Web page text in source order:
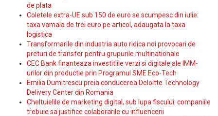
de plata
Coletele extra-UE sub 150 de euro se scumpesc din iulie:
taxa vamala de trei euro pe articol, adaugata la taxa
logistica
Transformarile din industria auto ridica noi provocari de
preturi de transfer pentru grupurile multinationale
CEC Bank finanteaza investitiile verzi si digitale ale IMM-
urilor din productie prin Programul SME Eco-Tech
Emilia Dumitrescu preia conducerea Deloitte Technology
Delivery Center din Romania
Cheltuielile de marketing digital, sub lupa fiscului: companiile
trebuie sa justifice colaborarile cu influencerii